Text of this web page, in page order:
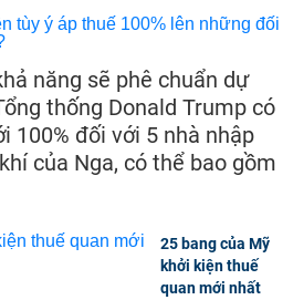
năng sẽ phê chuẩn dự
thống Donald Trump có
100% đối với 5 nhà nhập
của Nga, có thể bao gồm
25 bang của Mỹ
khởi kiện thuế
quan mới nhất